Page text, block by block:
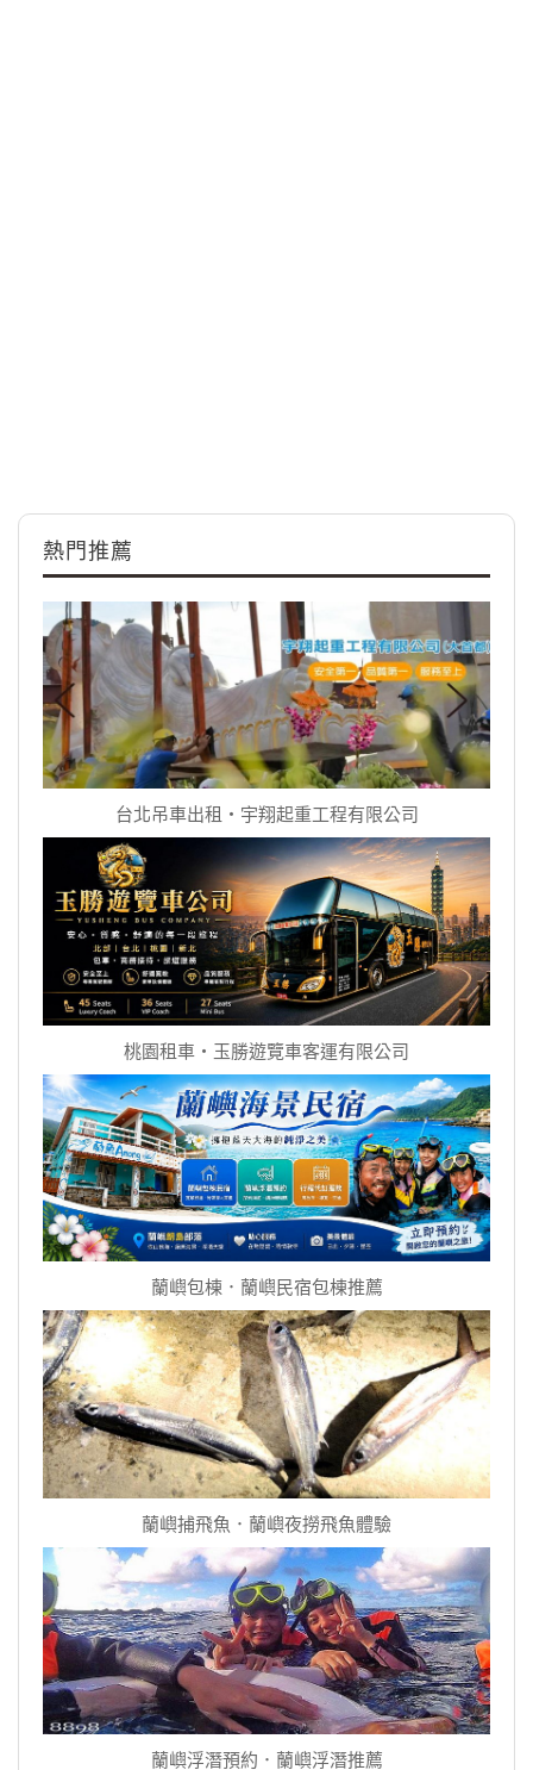
熱門推薦
台北吊車出租‧宇翔起重工程有限公司
桃園租車‧玉勝遊覽車客運有限公司
蘭嶼包棟．蘭嶼民宿包棟推薦
蘭嶼捕飛魚．蘭嶼夜撈飛魚體驗
蘭嶼浮潛預約．蘭嶼浮潛推薦